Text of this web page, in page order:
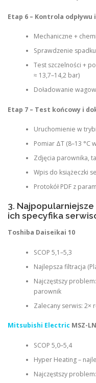
Etap 6 – Kontrola odpływu
Mechaniczne +
Sprawdzenie
Test szczelności +
≈ 13,7–14,2 bar)
Doładowanie
Etap 7 – Test końcowy i
Uruchomienie w
Pomiar ΔT (8–13 °C
Zdjęcia parownika,
Wpis do książeczki
Protokół PDF z
3.
ich specyfika
Toshiba Daiseikai 10
SCOP 5,1–5,3
Najlepsza filtracja
Najczęstszy
parownik
Zalecany serwis: 2×
Mitsubishi Electric MSZ-
SCOP 5,0–5,4
Hyper Heating –
Najczęstszy